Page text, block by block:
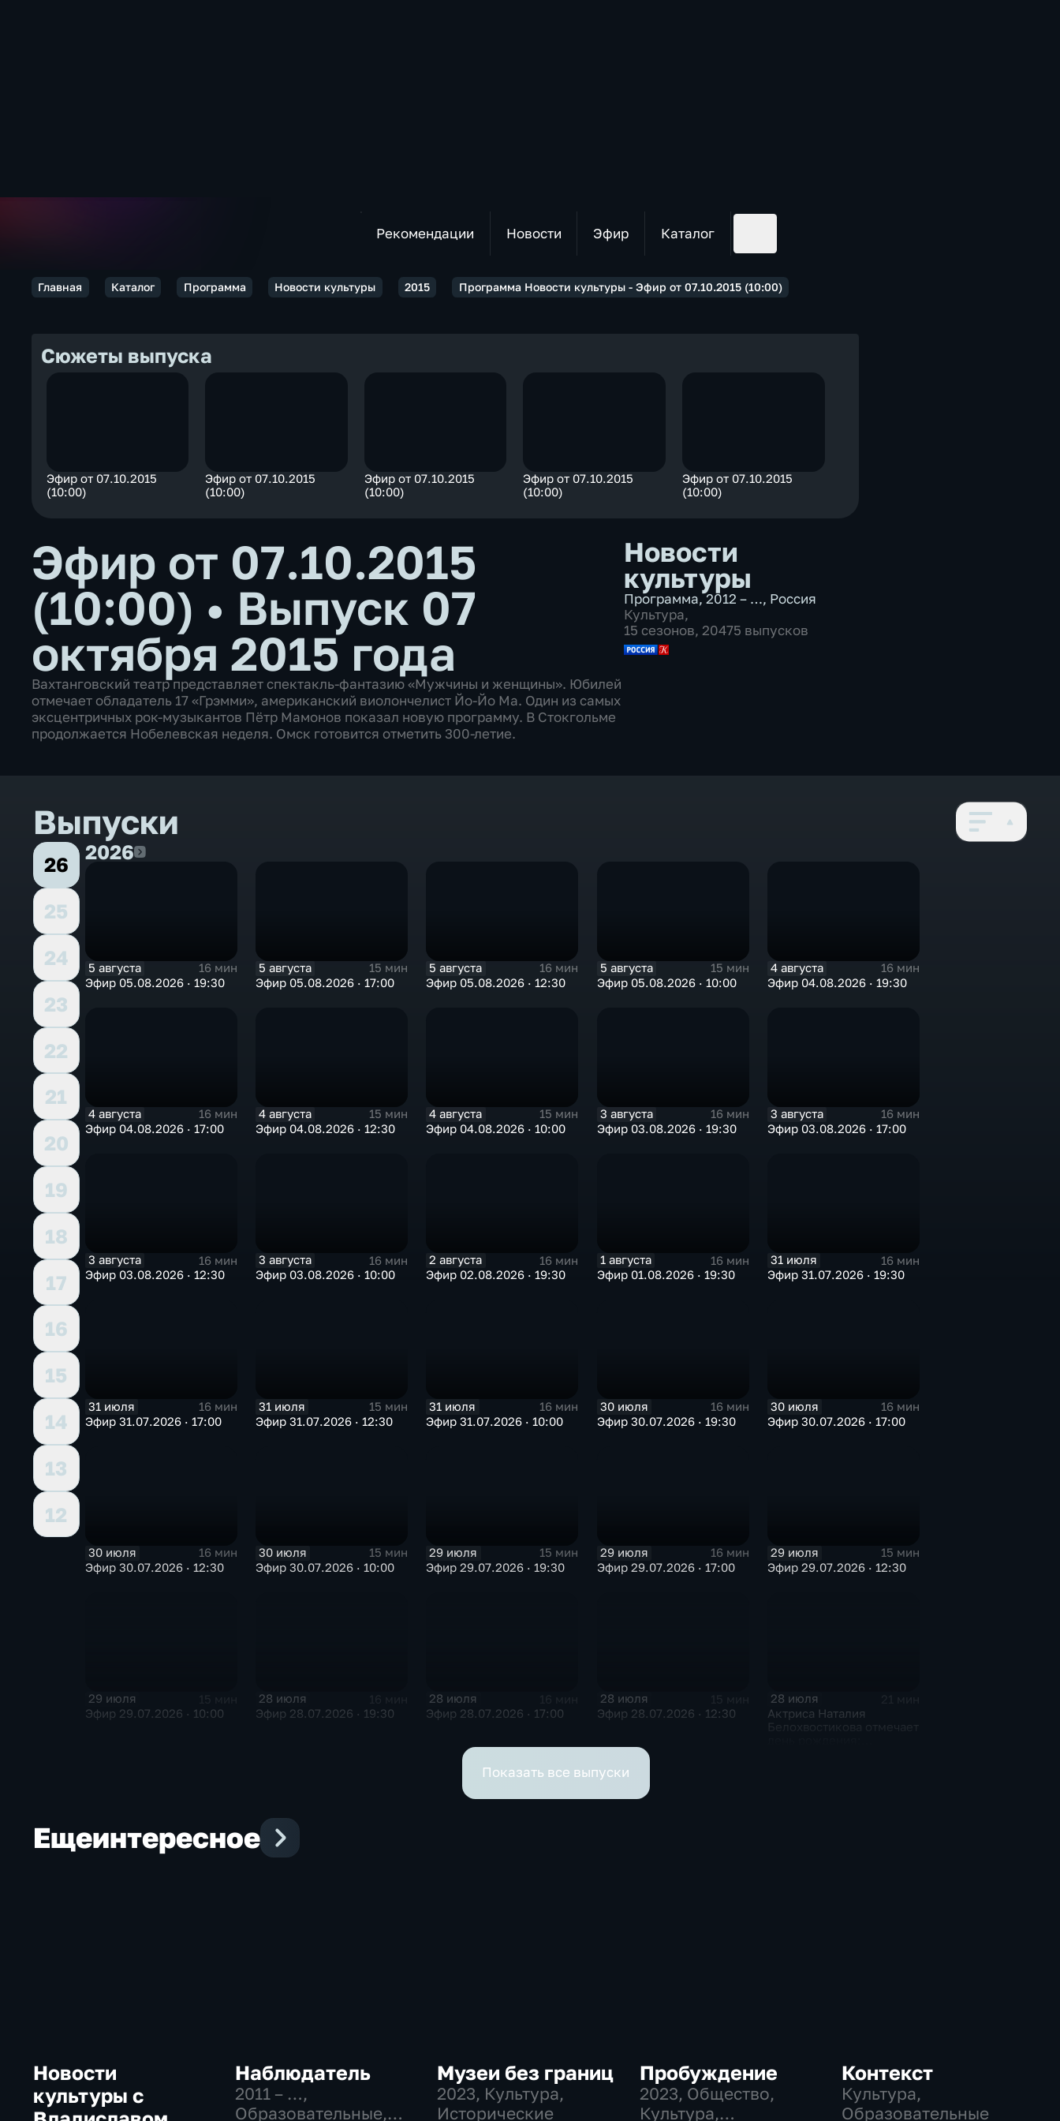
Рекомендации Новости Эфир Каталог
Главная Каталог Программа Новости культуры 2015 Программа Новости культуры - Эфир от 07.10.2015 (10:00)
Сюжеты выпуска
Эфир от 07.10.2015
(10:00)
Эфир от 07.10.2015
(10:00)
Эфир от 07.10.2015
(10:00)
Эфир от 07.10.2015
(10:00)
Эфир от 07.10.2015
(10:00)
Эфир от 07.10.2015
(10:00) • Выпуск 07
октября 2015 года
Вахтанговский театр представляет спектакль-фантазию «Мужчины и женщины». Юбилей
отмечает обладатель 17 «Грэмми», американский виолончелист Йо-Йо Ма. Один из самых
эксцентричных рок-музыкантов Пётр Мамонов показал новую программу. В Стокгольме
продолжается Нобелевская неделя. Омск готовится отметить 300-летие.
Новости
культуры
Программа,2012 – …, Россия
Культура,
15 сезонов, 20475 выпусков
Выпуски
26
25
24
23
22
21
20
19
18
17
16
15
14
13
12
20262026
5 августа
16 мин
Эфир 05.08.2026 · 19:30
5 августа
15 мин
Эфир 05.08.2026 · 17:00
5 августа
16 мин
Эфир 05.08.2026 · 12:30
5 августа
15 мин
Эфир 05.08.2026 · 10:00
4 августа
16 мин
Эфир 04.08.2026 · 19:30
4 августа
16 мин
Эфир 04.08.2026 · 17:00
4 августа
15 мин
Эфир 04.08.2026 · 12:30
4 августа
15 мин
Эфир 04.08.2026 · 10:00
3 августа
16 мин
Эфир 03.08.2026 · 19:30
3 августа
16 мин
Эфир 03.08.2026 · 17:00
3 августа
16 мин
Эфир 03.08.2026 · 12:30
3 августа
16 мин
Эфир 03.08.2026 · 10:00
2 августа
16 мин
Эфир 02.08.2026 · 19:30
1 августа
16 мин
Эфир 01.08.2026 · 19:30
31 июля
16 мин
Эфир 31.07.2026 · 19:30
31 июля
16 мин
Эфир 31.07.2026 · 17:00
31 июля
15 мин
Эфир 31.07.2026 · 12:30
31 июля
16 мин
Эфир 31.07.2026 · 10:00
30 июля
16 мин
Эфир 30.07.2026 · 19:30
30 июля
16 мин
Эфир 30.07.2026 · 17:00
30 июля
16 мин
Эфир 30.07.2026 · 12:30
30 июля
15 мин
Эфир 30.07.2026 · 10:00
29 июля
15 мин
Эфир 29.07.2026 · 19:30
29 июля
16 мин
Эфир 29.07.2026 · 17:00
29 июля
15 мин
Эфир 29.07.2026 · 12:30
29 июля
Эфир 29.07.2026 · 10:00
28 июля
Эфир 28.07.2026 · 19:30
28 июля
Эфир 28.07.2026 · 17:00
28 июля
Эфир 28.07.2026 · 12:30
28 июля
Актриса Наталия
Белохвостикова отмечает
Показать все выпуски
Ещеинтересное
Новости
культуры с
Наблюдатель
2011 – …,
Образовательные,
Музеи без границ
2023, Культура,
Исторические
Пробуждение
2023, Общество,
Культура,
Контекст
Культура,
Образовательные